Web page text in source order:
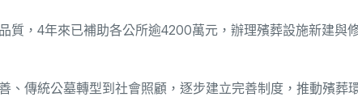
質，4年來已補助各公所逾4200萬元，辦理殯葬設施新建與
傳統公墓轉型到社會照顧，逐步建立完善制度，推動殯葬